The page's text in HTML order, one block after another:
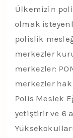
Ülkemizin
olmak
polislik
merkezler
merkezler:
merkezler
Polis Meslek
yetiştirir ve 6